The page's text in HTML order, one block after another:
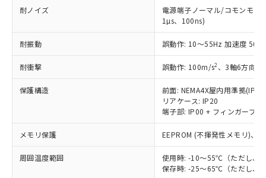
耐ノイズ
電源端子ノーマル/コモンモ
1µs、100ns)
耐振動 誤動作: 10～55Hz 加速度
耐衝撃 誤動作: 100m/s2 、3軸6方向
保護構造
前面: NEMA4X屋内用準拠
リアケース: IP20
端子部: IP00 + フィンガープ
メモリ保護 EEPROM (不揮発性メモリ)、
周囲温度範囲
使用時: -10～55℃（ただし、
保存時: -25～65℃（ただし、
正式な納期状況および標準価格はお客
様のお取引先、またはお客様担当のオ
ムロン制御機器販売店・当社販売員に
オムロン制御機器販売店や当社販売拠
販売ネットワーク
」をご確認
在庫状況および標準価格結果を当社の
事前の承諾なく第三者に漏洩または開
示しないようお願いします。
マイパーツ機能（部品リスト作成サー
ビス）をご利用いただくには、I-Web
メンバーズにご登録されている必要が
(PBDE) 1000ppm以下、フタル酸ビス(2-エチルヘキシ
ル) (DEHP)(別名：DOP) 1000ppm以下、フタル酸ブチ
ルベンジル（BBP） 1000ppm以下、フタル酸ジブチル
（DBP） 1000ppm以下、フタル酸ジイソブチル
フタル酸エステル類の４物質については閾値を超える意
図的な使用がないことを確認しています。
部品在庫の切り替え状況などにより、予定
月が前後することがあります。
ニル類) : 1000ppm、 PBDEs(ポリ臭化ジフェニルエーテ
DBP(フタル酸ジブチル) : 1000ppm、 DIBP(フタル酸ジ
イソブチル) : 1000ppm、 BBP(フタル酸ブチルベンジ
DEHP(フタル酸ビス(2-エチルヘキシル)) : 1000ppm
※2 環境保護使用期限
「ｅ」：有害物質（10物質）のすべてが基
準値以下であることを示します。
「10」：通常の使用状況下において有害物
質が外部に漏えいし、環境に深刻な影響を
及ぼさない年数を意味します。
「－」：未確認です。当社販売部門へお問
当社は規制貨物を破棄する場合は、完
全に破砕するなど、違法に輸出されな
いよう必要な手段を講じます。
ル、化学兵器、生物兵器またはその他
武器並びにこれらの製造装置等に一切
当社は、貴社製品を第三者に販売する
場合は、上記1、2および3の内容を当
該第三者に通知します。また当社は、
販売先および販売に係わる関係者が違
法に輸出するおそれがある場合は、取
り引きをいたしません。
一定数以上の在庫あり
一定数には満たないが在庫あり
在庫なし(最新の在庫状況につ
いては、お客様のお取引先、ま
たはお客様担当のオムロン制御
機器販売店・当社販売員にご確
白
受注生産機種、また在庫状況の
情報を公開していない機種